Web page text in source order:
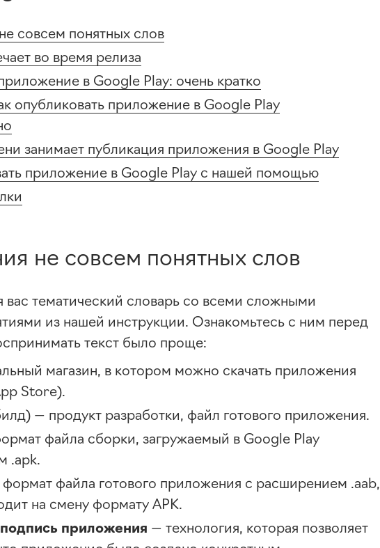
совсем понятных слов
во время релиза
в Google Play: очень кратко
опубликовать приложение в Google Play
занимает публикация приложения в Google Play
приложение в Google Play с нашей помощью
не совсем понятных слов
тематический словарь со всеми сложными
из нашей инструкции. Ознакомьтесь с ним перед
текст было проще:
магазин, в котором можно скачать приложения
Store).
— продукт разработки, файл готового приложения.
файла сборки, загружаемый в Google Play
.apk.
файла готового приложения с расширением .aab,
на смену формату APK.
приложения — технология, которая позволяет